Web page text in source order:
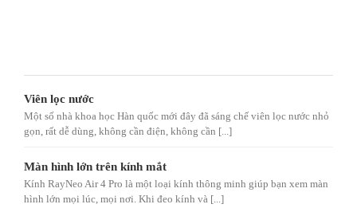
Viên lọc nước
Một số nhà khoa học Hàn quốc mới đây đã sáng chế viên lọc nước nhỏ
gọn, rất dễ dùng, không cần điện, không cần [...]
Màn hình lớn trên kính mắt
Kính RayNeo Air 4 Pro là một loại kính thông minh giúp bạn xem màn
hình lớn mọi lúc, mọi nơi. Khi đeo kính và [...]